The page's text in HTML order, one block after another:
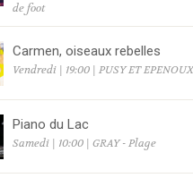
de foot
Carmen, oiseaux rebelles
Vendredi | 19:00 | PUSY ET
Piano du Lac
Samedi | 10:00 | GRAY - Plage